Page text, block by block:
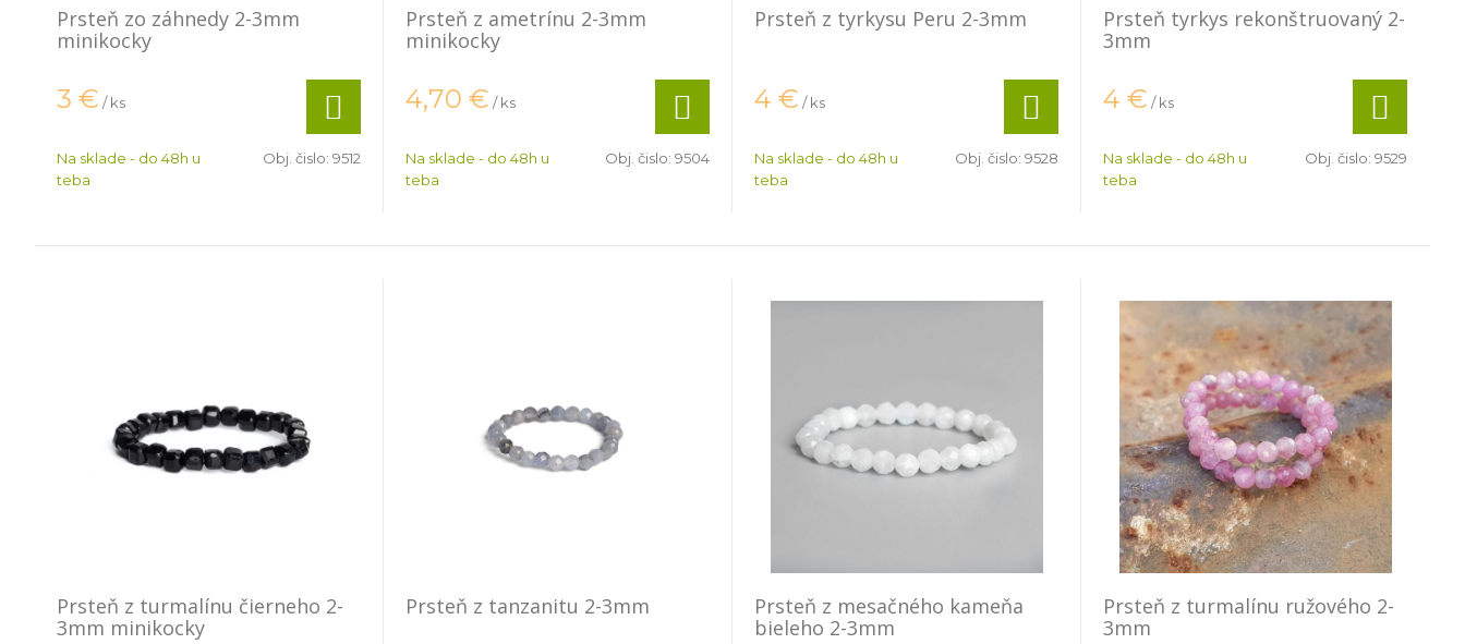
Prsteň zo záhnedy 2-3mm
minikocky
3 € / ks
Na sklade - do 48h u
teba
Obj. čislo: 9512
Prsteň z ametrínu 2-3mm
minikocky
4,70 € / ks
Na sklade - do 48h u
teba
Obj. čislo: 9504
Prsteň z tyrkysu Peru 2-3mm
4 € / ks
Na sklade - do 48h u
teba
Obj. čislo: 9528
Prsteň tyrkys rekonštruovaný 2-
3mm
4 € / ks
Na sklade - do 48h u
teba
Obj. čislo: 9529
Prsteň z turmalínu čierneho 2-
3mm minikocky
Prsteň z tanzanitu 2-3mm
Prsteň z mesačného kameňa
bieleho 2-3mm
Prsteň z turmalínu ružového 2-
3mm